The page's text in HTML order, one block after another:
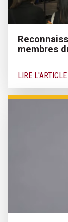
membres
LIRE L'ARTICLE